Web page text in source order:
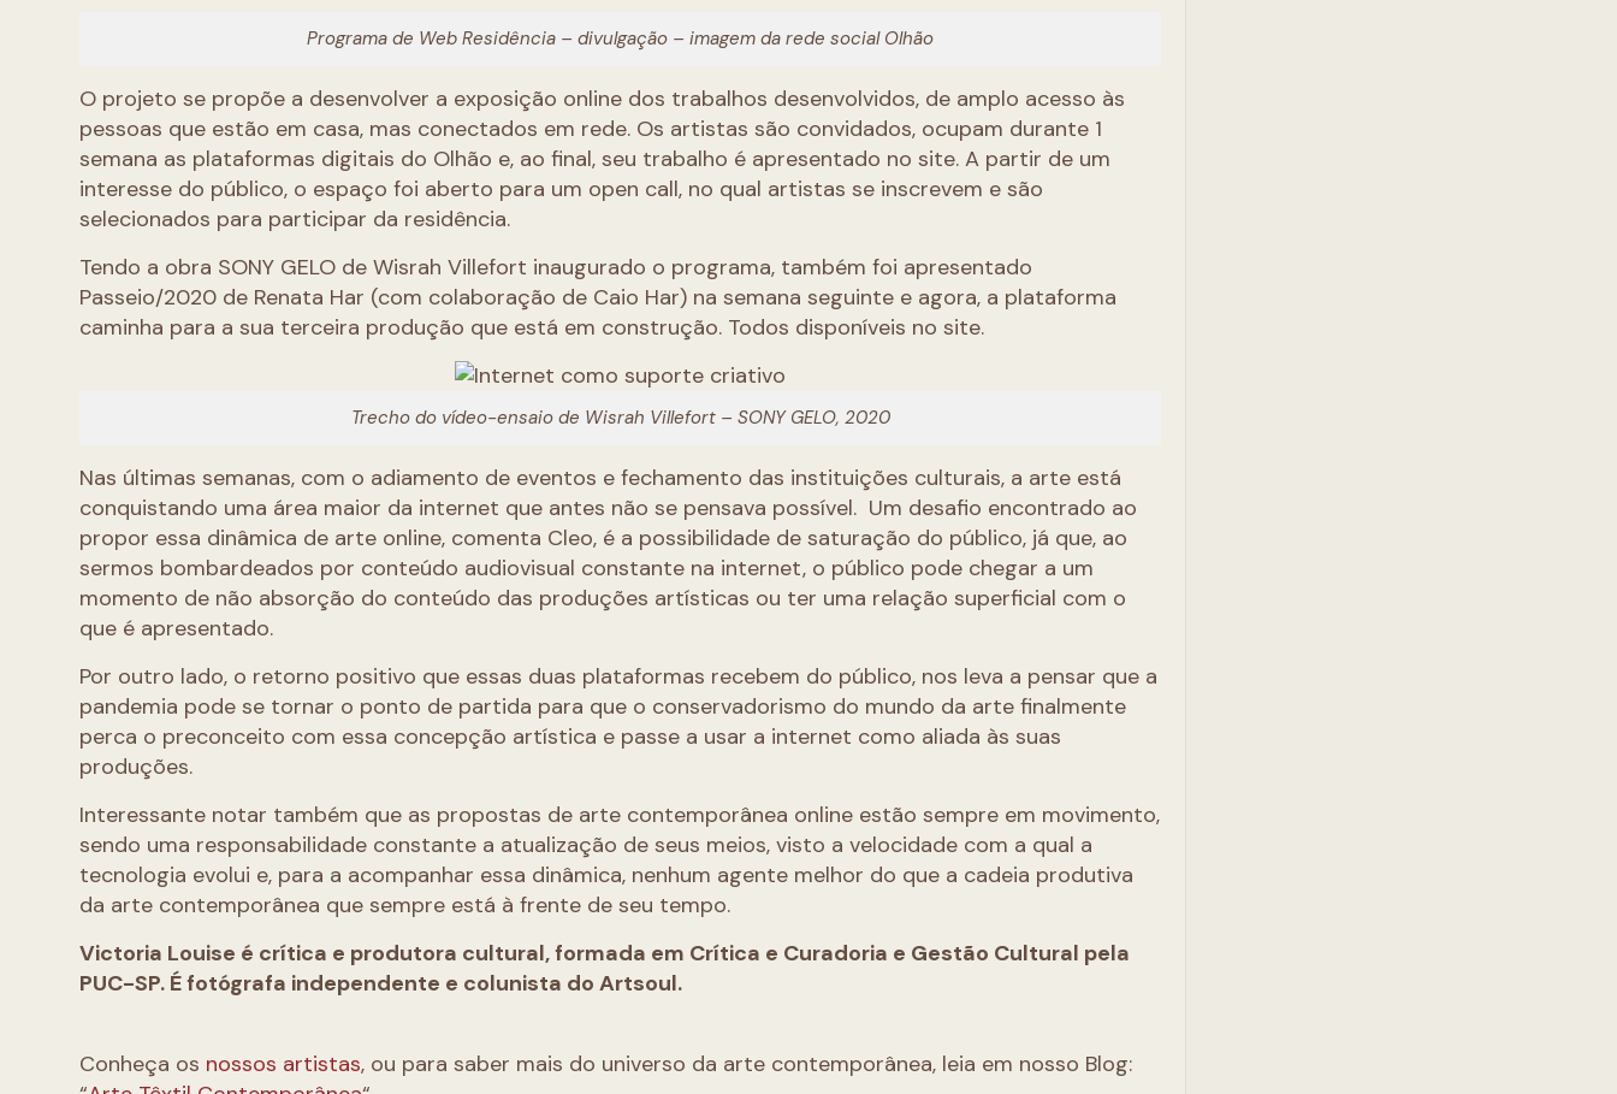
Programa de Web Residência – divulgação – imagem da rede social Olhão
O projeto se propõe a desenvolver a exposição online dos trabalhos desenvolvidos, de amplo acesso às
pessoas que estão em casa, mas conectados em rede. Os artistas são convidados, ocupam durante 1
semana as plataformas digitais do Olhão e, ao final, seu trabalho é apresentado no site. A partir de um
interesse do público, o espaço foi aberto para um open call, no qual artistas se inscrevem e são
selecionados para participar da residência.
Tendo a obra SONY GELO de Wisrah Villefort inaugurado o programa, também foi apresentado
Passeio/2020 de Renata Har (com colaboração de Caio Har) na semana seguinte e agora, a plataforma
caminha para a sua terceira produção que está em construção. Todos disponíveis no site.
Trecho do vídeo-ensaio de Wisrah Villefort – SONY GELO, 2020
Nas últimas semanas, com o adiamento de eventos e fechamento das instituições culturais, a arte está
conquistando uma área maior da internet que antes não se pensava possível. Um desafio encontrado ao
propor essa dinâmica de arte online, comenta Cleo, é a possibilidade de saturação do público, já que, ao
sermos bombardeados por conteúdo audiovisual constante na internet, o público pode chegar a um
momento de não absorção do conteúdo das produções artísticas ou ter uma relação superficial com o
que é apresentado.
Por outro lado, o retorno positivo que essas duas plataformas recebem do público, nos leva a pensar que a
pandemia pode se tornar o ponto de partida para que o conservadorismo do mundo da arte finalmente
perca o preconceito com essa concepção artística e passe a usar a internet como aliada às suas
produções.
Interessante notar também que as propostas de arte contemporânea online estão sempre em movimento,
sendo uma responsabilidade constante a atualização de seus meios, visto a velocidade com a qual a
tecnologia evolui e, para a acompanhar essa dinâmica, nenhum agente melhor do que a cadeia produtiva
da arte contemporânea que sempre está à frente de seu tempo.
Victoria Louise é crítica e produtora cultural, formada em Crítica e Curadoria e Gestão Cultural pela
PUC-SP. É fotógrafa independente e colunista do Artsoul.
Conheça os nossos artistas, ou para saber mais do universo da arte contemporânea, leia em nosso Blog: